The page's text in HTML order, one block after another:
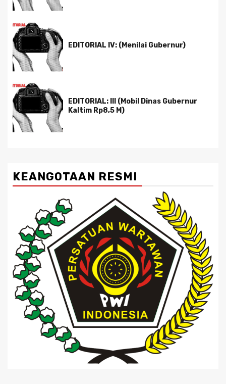
EDITORIAL IV: (Menilai Gubernur)
EDITORIAL: III (Mobil Dinas Gubernur
Kaltim Rp8,5 M)
KEANGOTAAN RESMI